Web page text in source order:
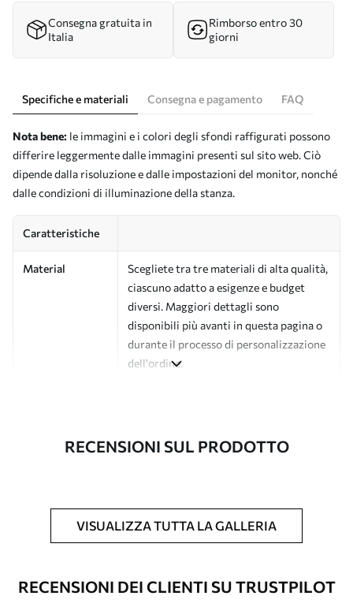
Consegna gratuita in
Italia
Rimborso entro 30
giorni
Specifiche e materiali Consegna e pagamento FAQ
Nota bene: le immagini e i colori degli sfondi raffigurati possono
differire leggermente dalle immagini presenti sul sito web. Ciò
dipende dalla risoluzione e dalle impostazioni del monitor, nonché
dalle condizioni di illuminazione della stanza.
Caratteristiche
Material
Scegliete tra tre materiali di alta qualità,
ciascuno adatto a esigenze e budget
diversi. Maggiori dettagli sono
disponibili più avanti in questa pagina o
durante il processo di personalizzazione
dell'ordine.
Produzione
L'immagine viene stampata nel formato
desiderato e tagliata in strisce identiche
Opzioni
È possibile aggiungere un rivestimento
RECENSIONI SUL PRODOTTO
VISUALIZZA TUTTA LA GALLERIA
RECENSIONI DEI CLIENTI SU TRUSTPILOT